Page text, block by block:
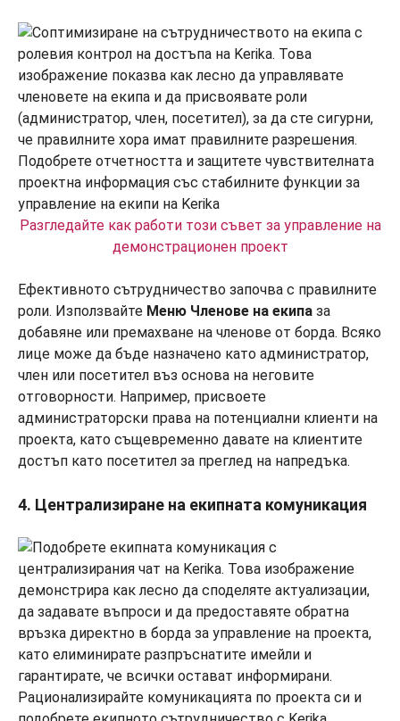
Разгледайте как работи този съвет за управление на
демонстрационен проект
Ефективното сътрудничество започва с правилните
роли. Използвайте Меню Членове на екипа за
добавяне или премахване на членове от борда. Всяко
лице може да бъде назначено като администратор,
член или посетител въз основа на неговите
отговорности. Например, присвоете
администраторски права на потенциални клиенти на
проекта, като същевременно давате на клиентите
достъп като посетител за преглед на напредъка.
4. Централизиране на екипната комуникация